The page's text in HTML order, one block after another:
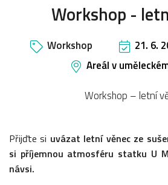
Workshop -
Workshop 21. 6.
Areál v
Workshop – letní
Přijďte si uvázat letní věnec ze
si příjemnou atmosféru statku U
návsi.